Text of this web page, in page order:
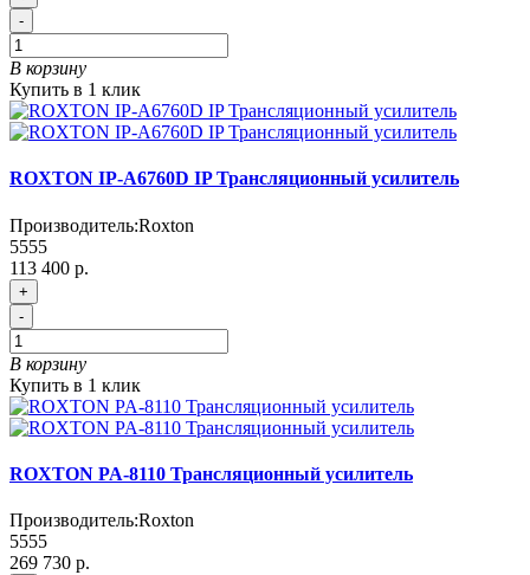
-
В корзину
Купить в 1 клик
ROXTON IP-A6760D IP Трансляционный усилитель
Производитель:Roxton
5555
113 400 р.
+
-
В корзину
Купить в 1 клик
ROXTON PA-8110 Трансляционный усилитель
Производитель:Roxton
5555
269 730 р.